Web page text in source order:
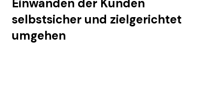
Einwänden der Kunden
selbstsicher und zielgerichtet
umgehen